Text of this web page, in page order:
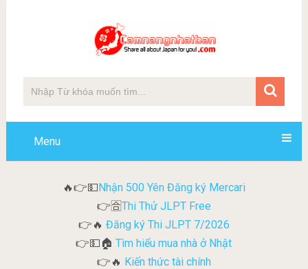
Menu
🔥👉💵Nhận 500 Yên Đăng ký Mercari
👉🈴Thi Thử JLPT Free
👉🔥 Đăng ký Thi JLPT 7/2026
👉💵🏠Tìm hiểu mua nhà ở Nhật
👉🔥 Kiến thức tài chính